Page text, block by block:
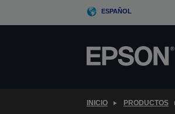
ESPAÑOL
INICIO PRODUCTOS